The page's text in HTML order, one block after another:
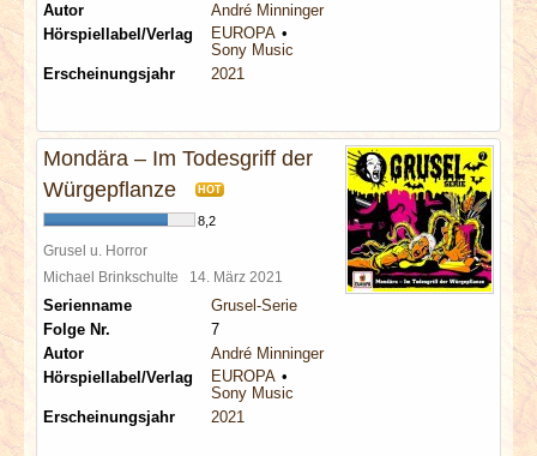
Autor
André Minninger
Hörspiellabel/Verlag
EUROPA
Sony Music
Erscheinungsjahr
2021
Mondära – Im Todesgriff der
Würgepflanze
HOT
8,2
Grusel u. Horror
Michael Brinkschulte 14. März 2021
Serienname
Grusel-Serie
Folge Nr.
7
Autor
André Minninger
Hörspiellabel/Verlag
EUROPA
Sony Music
Erscheinungsjahr
2021